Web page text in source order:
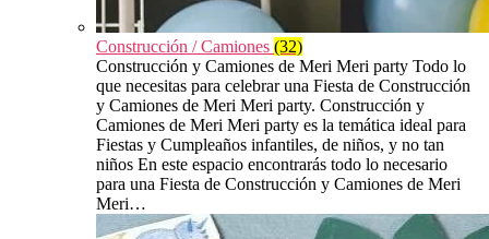
Construcción / Camiones (32)
Construcción y Camiones de Meri Meri party Todo lo
que necesitas para celebrar una Fiesta de Construcción
y Camiones de Meri Meri party. Construcción y
Camiones de Meri Meri party es la temática ideal para
Fiestas y Cumpleaños infantiles, de niños, y no tan
niños En este espacio encontrarás todo lo necesario
para una Fiesta de Construcción y Camiones de Meri
Meri…